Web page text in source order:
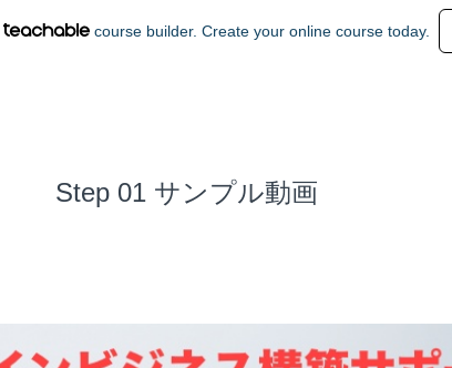
course builder. Create your online course today.
Step 01 サンプル動画